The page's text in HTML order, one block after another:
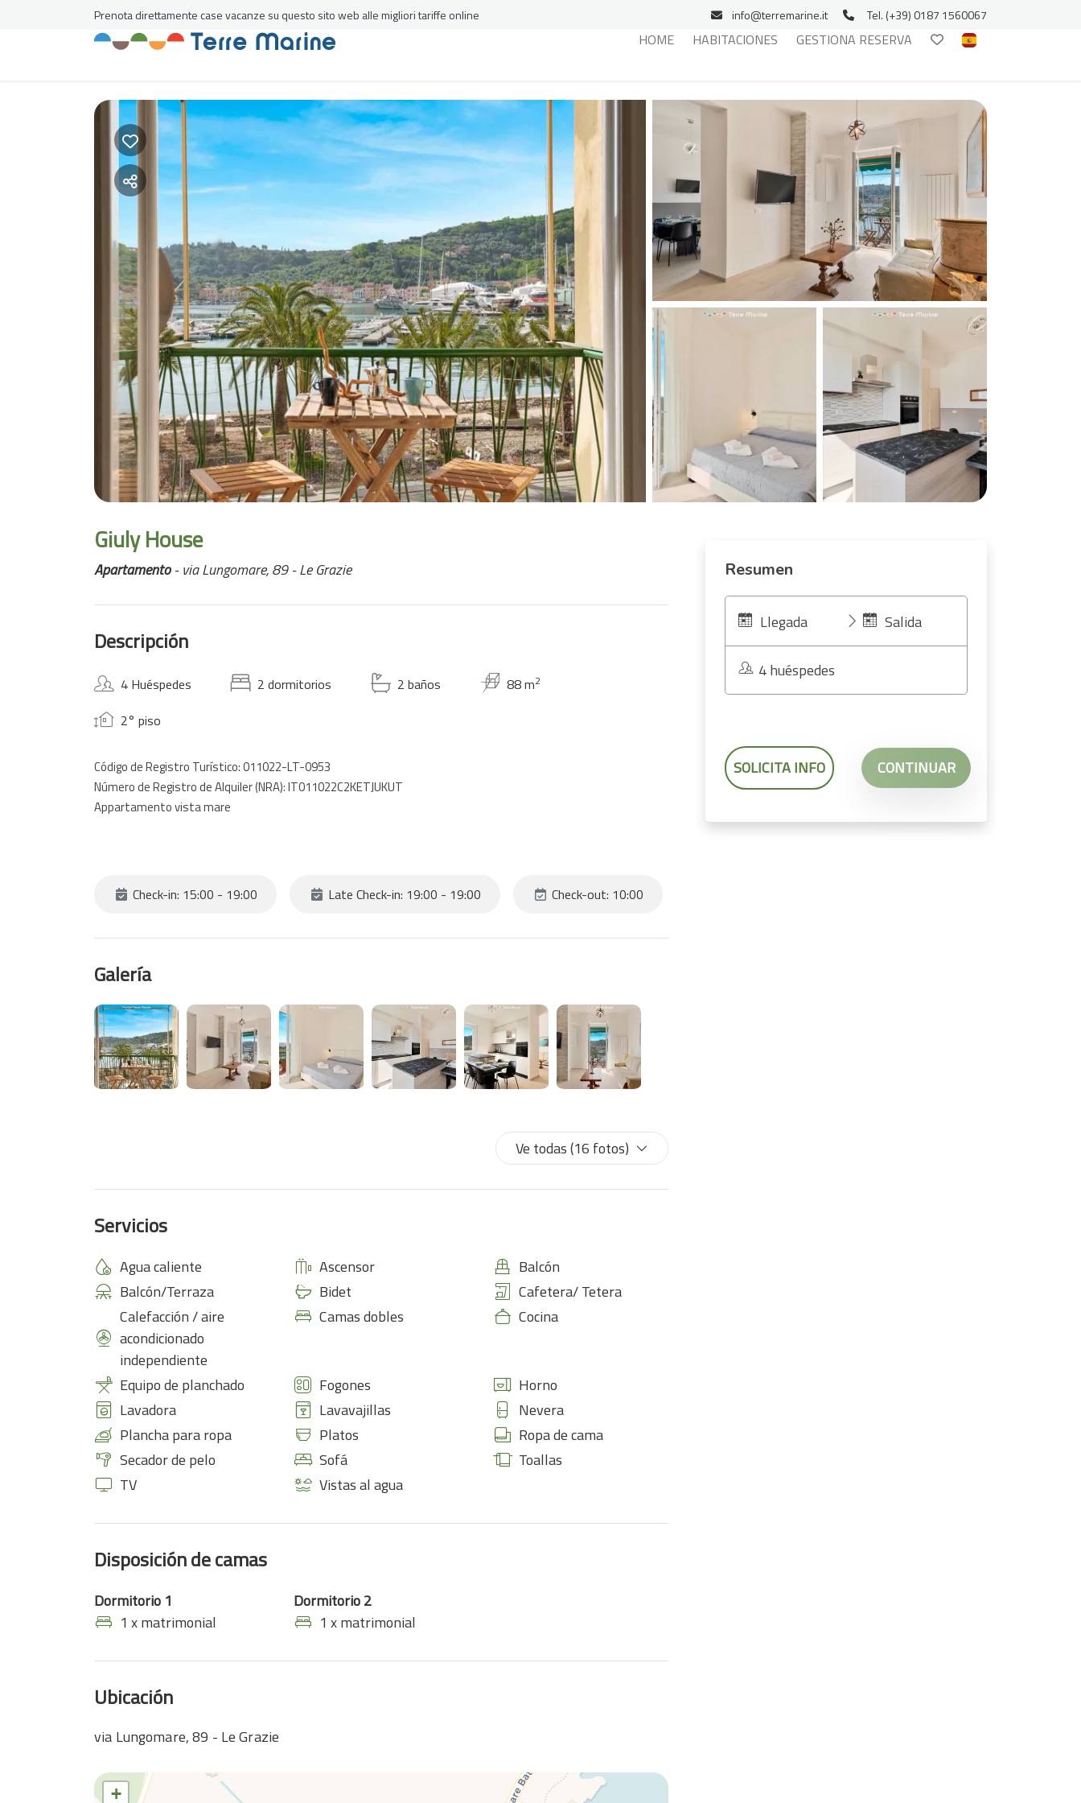
HOME HABITACIONES GESTIONA RESERVA
Giuly House
Apartamento- via Lungomare, 89 - Le Grazie
Descripción
4 Huéspedes 2 dormitorios 2 baños 88 m2
2° piso
Código de Registro Turístico: 011022-LT-0953
Número de Registro de Alquiler (NRA): IT011022C2KETJUKUT
Appartamento vista mare
Check-in: 15:00 - 19:00 Late Check-in: 19:00 - 19:00 Check-out: 10:00
Galería
Ve todas (16 fotos)
Servicios
Agua caliente Ascensor
Balcón
Balcón/Terraza
Bidet
Cafetera/ Tetera
Calefacción / aire
acondicionado
independiente
Camas dobles Cocina
Equipo de planchado Fogones
Horno
Lavadora
Lavavajillas
Nevera
Plancha para ropa
Platos
Ropa de cama
Secador de pelo
Sofá
Toallas
TV
Vistas al agua
Disposición de camas
Dormitorio 1
1 x matrimonial
Dormitorio 2
1 x matrimonial
Ubicación
via Lungomare, 89 - Le Grazie
+
Resumen
Llegada Salida
4 huéspedes
SOLICITA INFO CONTINUAR
Prenota direttamente case vacanze su questo sito web alle migliori tariffe online info@terremarine.it Tel. (+39) 0187 1560067